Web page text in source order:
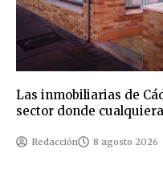
Las inmobiliarias de
sector donde
Redacción 8 agosto 2026